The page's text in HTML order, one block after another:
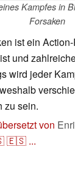
Kampfes in
Forsaken
ist ein
und
wird jeder
zu sein.
von
🇪🇸 ...